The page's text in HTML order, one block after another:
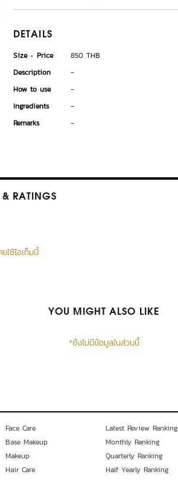
DETAILS
Size Price
850 THB
Description
-
How to use
-
Ingredients
-
Remarks
-
& RATINGS
ใช้ไอเท็มนี้
YOU MIGHT ALSO LIKE
*ยังไม่มีข้อมูลในส่วนนี้
Face Care
Base Makeup
Makeup
Hair Care
Latest Review Ranking
Monthly Ranking
Quarterly Ranking
Half Yearly Ranking